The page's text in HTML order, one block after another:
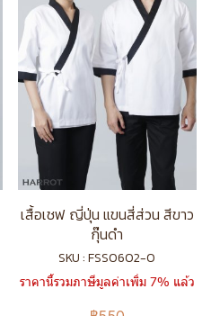
เสื้อเชฟ ญี่ปุ่น แขนสี่ส่วน สีขาว
กุ๊นดำ
SKU : FSS0602-0
ราคานี้รวมภาษีมูลค่าเพิ่ม 7% แล้ว